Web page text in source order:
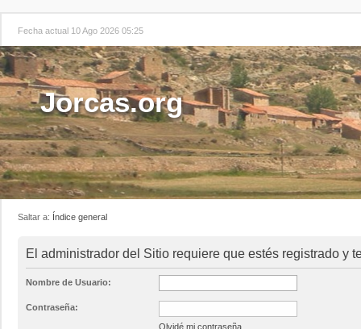
Fecha actual 10 Ago 2026 05:25
Jorcas.org
Saltar a: Índice general
El administrador del Sitio requiere que estés registrado y
Nombre de Usuario:
Contraseña:
Olvidé mi contraseña